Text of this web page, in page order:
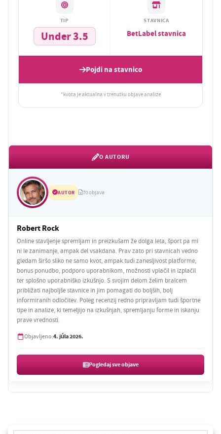
TIP
Under 3.5
STAVNICA
BetLabel stavnica
Pojdi na stavnico
*kvota je aktualna v trenutku objave analize
O AUTORU
AUTOR 70 objava
Robert Rock
Online stavljenje spremljam in preizkušam že dolga leta, šport pa mi
ni le zanimanje, ampak del vsakdana. Prav zato pri stavnicah vedno
gledam širšo sliko ne samo kvot, ampak tudi zanesljivost platforme,
bonus ponudbo, podporo uporabnikom, možnosti vplačil in izplačil
ter splošno uporabniško izkušnjo. S svojim delom želim bralcem
približati najboljše stavnice in jim pomagati do boljših, bolj
informiranih odločitev. Poleg recenzij redno pripravljam tudi športne
tipe in analize, ki temeljijo na izkušnjah, spremljanju forme in iskanju
prave vrednosti.
Objavljeno:4. júla 2026.
Pogledaj sve objave